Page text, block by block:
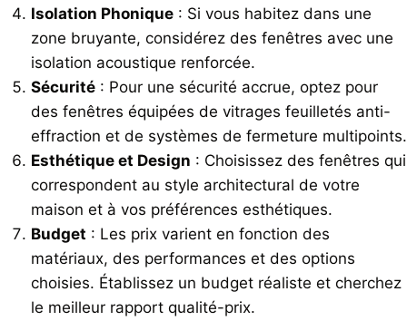
Isolation Phonique : Si vous habitez dans une
zone bruyante, considérez des fenêtres avec une
isolation acoustique renforcée.
Sécurité : Pour une sécurité accrue, optez pour
des fenêtres équipées de vitrages feuilletés anti-
effraction et de systèmes de fermeture multipoints.
Esthétique et Design : Choisissez des fenêtres qui
correspondent au style architectural de votre
maison et à vos préférences esthétiques.
Budget : Les prix varient en fonction des
matériaux, des performances et des options
choisies. Établissez un budget réaliste et cherchez
le meilleur rapport qualité-prix.